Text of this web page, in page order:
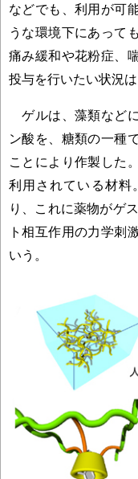
などでも、利用が可
うな環境下にあって
痛み緩和や花粉症、
投与を行いたい状況は
ゲルは、藻類など
ン酸を、糖類の一種
ことにより作製した
利用されている材料
り、これに薬物がゲ
ト相互作用の力学刺
いう。